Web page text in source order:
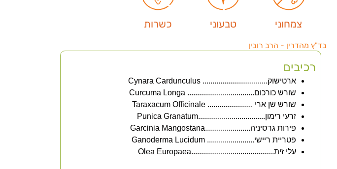
צמחוני טבעוני כשרות
בד"ץ מהדרין - הרב רובין
רכיבים
ארטישוק................................. Cynara Cardunculus
שורש כורכום.................................. Curcuma Longa
שורש שן ארי ....................... Taraxacum Officinale
זרעי רימון..................................Punica Granatum
פירות גרסיניה.......................Garcinia Mangostana
פטריית ריישי........................ Ganoderma Lucidum
עלי זית..........................................Olea Europaea